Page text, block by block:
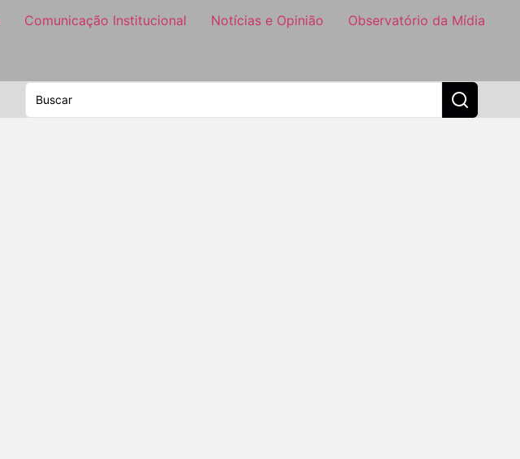
Comunicação Institucional Notícias e Opinião Observatório da Mídia